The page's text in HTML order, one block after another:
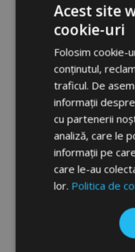
Covorașe
NX
Acest site
cookie-uri
Folosim cookie-
conținutul,
traficul. De
informații
cu partenerii
analiză, care le
informații pe
care le-au
lor. Politica de